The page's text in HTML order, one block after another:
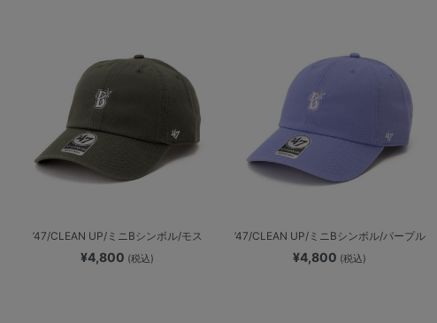
’47/CLEAN UP/ミニBシンボル/モス
¥4,800 (税込)
’47/CLEAN UP/ミニBシンボル/パープル
¥4,800 (税込)